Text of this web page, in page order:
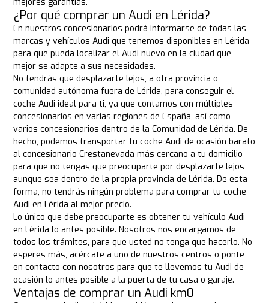
¿Por qué comprar un Audi en Lérida?
En nuestros concesionarios podrá informarse de todas las
marcas y vehículos Audi que tenemos disponibles en Lérida
para que pueda localizar el Audi nuevo en la ciudad que
mejor se adapte a sus necesidades.
No tendrás que desplazarte lejos, a otra provincia o
comunidad autónoma fuera de Lérida, para conseguir el
coche Audi ideal para ti, ya que contamos con múltiples
concesionarios en varias regiones de España, así como
varios concesionarios dentro de la Comunidad de Lérida. De
hecho, podemos transportar tu coche Audi de ocasión barato
al concesionario Crestanevada más cercano a tu domicilio
para que no tengas que preocuparte por desplazarte lejos
aunque sea dentro de la propia provincia de Lérida. De esta
forma, no tendrás ningún problema para comprar tu coche
Audi en Lérida al mejor precio.
Lo único que debe preocuparte es obtener tu vehículo Audi
en Lérida lo antes posible. Nosotros nos encargamos de
todos los trámites, para que usted no tenga que hacerlo. No
esperes más, acércate a uno de nuestros centros o ponte
en contacto con nosotros para que te llevemos tu Audi de
ocasión lo antes posible a la puerta de tu casa o garaje.
Ventajas de comprar un Audi km0